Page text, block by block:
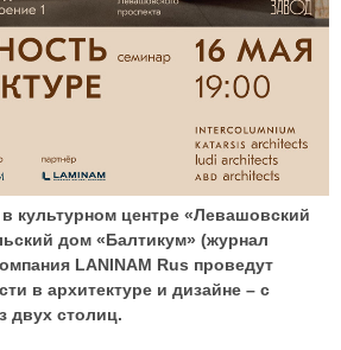
в культурном центре «Левашовский
дом «Балтикум» (журнал
LANINAM Rus проведут
в архитектуре и дизайне – с
двух столиц.